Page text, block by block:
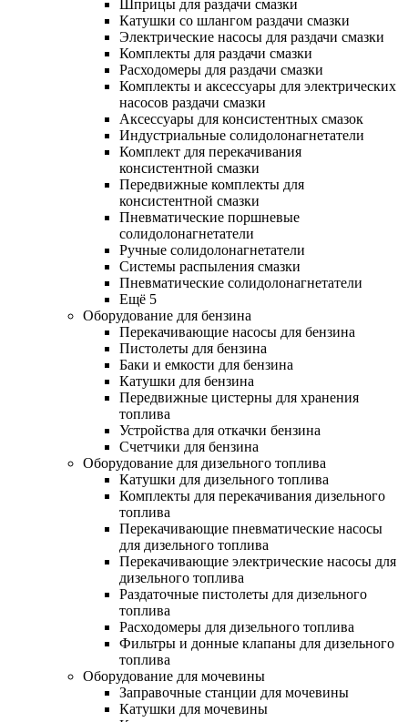
Шприцы для раздачи смазки
Катушки со шлангом раздачи смазки
Электрические насосы для раздачи смазки
Комплекты для раздачи смазки
Расходомеры для раздачи смазки
Комплекты и аксессуары для электрических
насосов раздачи смазки
Аксессуары для консистентных смазок
Индустриальные солидолонагнетатели
Комплект для перекачивания
консистентной смазки
Передвижные комплекты для
консистентной смазки
Пневматические поршневые
солидолонагнетатели
Ручные солидолонагнетатели
Системы распыления смазки
Пневматические солидолонагнетатели
Ещё 5
Оборудование для бензина
Перекачивающие насосы для бензина
Пистолеты для бензина
Баки и емкости для бензина
Катушки для бензина
Передвижные цистерны для хранения
топлива
Устройства для откачки бензина
Счетчики для бензина
Оборудование для дизельного топлива
Катушки для дизельного топлива
Комплекты для перекачивания дизельного
топлива
Перекачивающие пневматические насосы
для дизельного топлива
Перекачивающие электрические насосы для
дизельного топлива
Раздаточные пистолеты для дизельного
топлива
Расходомеры для дизельного топлива
Фильтры и донные клапаны для дизельного
топлива
Оборудование для мочевины
Заправочные станции для мочевины
Катушки для мочевины